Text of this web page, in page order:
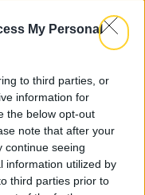
My Personal
to third parties, or
information for
the below opt-out
note that after your
continue seeing
information utilized by
third parties prior to